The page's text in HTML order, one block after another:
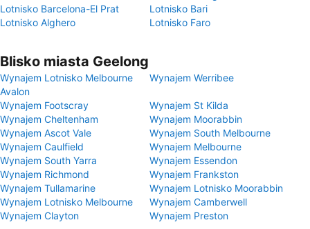
Lotnisko Barcelona-El Prat
Lotnisko Bari
Lotnisko Alghero
Lotnisko Faro
Blisko miasta Geelong
Wynajem Lotnisko Melbourne
Avalon
Wynajem Werribee
Wynajem Footscray
Wynajem St Kilda
Wynajem Cheltenham
Wynajem Moorabbin
Wynajem Ascot Vale
Wynajem South Melbourne
Wynajem Caulfield
Wynajem Melbourne
Wynajem South Yarra
Wynajem Essendon
Wynajem Richmond
Wynajem Frankston
Wynajem Tullamarine
Wynajem Lotnisko Moorabbin
Wynajem Lotnisko Melbourne
Wynajem Camberwell
Wynajem Clayton
Wynajem Preston